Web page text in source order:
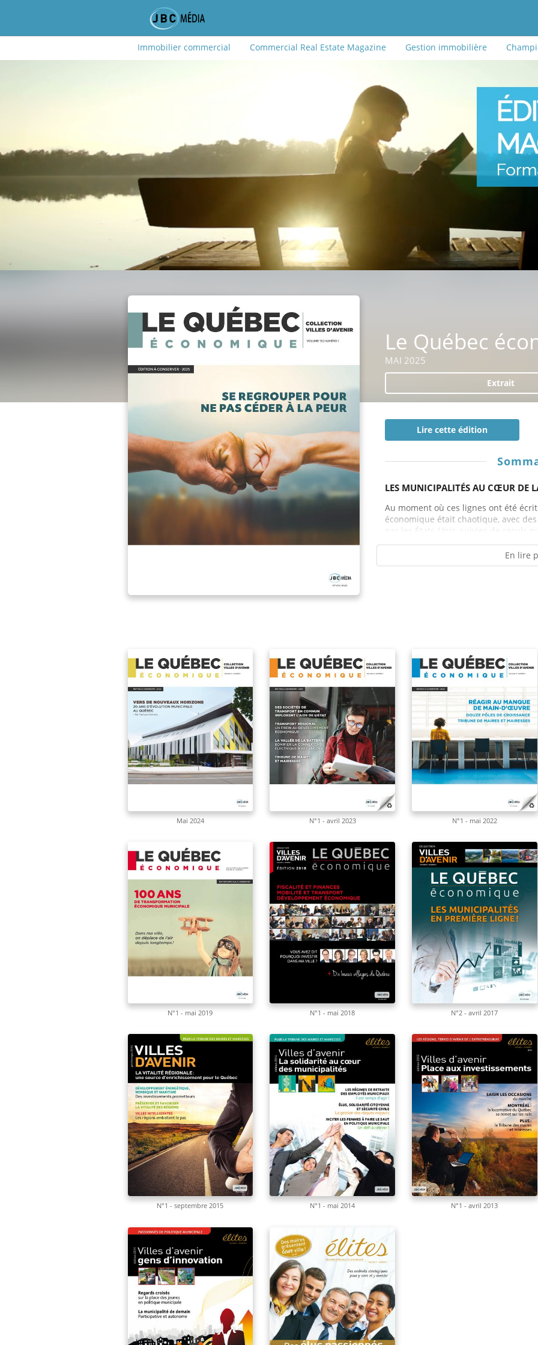
Immobilier commercial Commercial Real Estate Magazine Gestion immobilière
Le Québec
MAI 2025
Extrait
Lire cette édition
LES MUNICIPALITÉS AU CŒUR DE
Au moment où ces lignes ont été
économique était chaotique, avec
par les États-Unis, suivies de reculs
En lire
Mai 2024 N°1 - avril 2023 N°1 - mai 2022
N°1 - mai 2019 N°1 - mai 2018 N°2 - avril 2017
N°1 - septembre 2015 N°1 - mai 2014 N°1 - avril 2013